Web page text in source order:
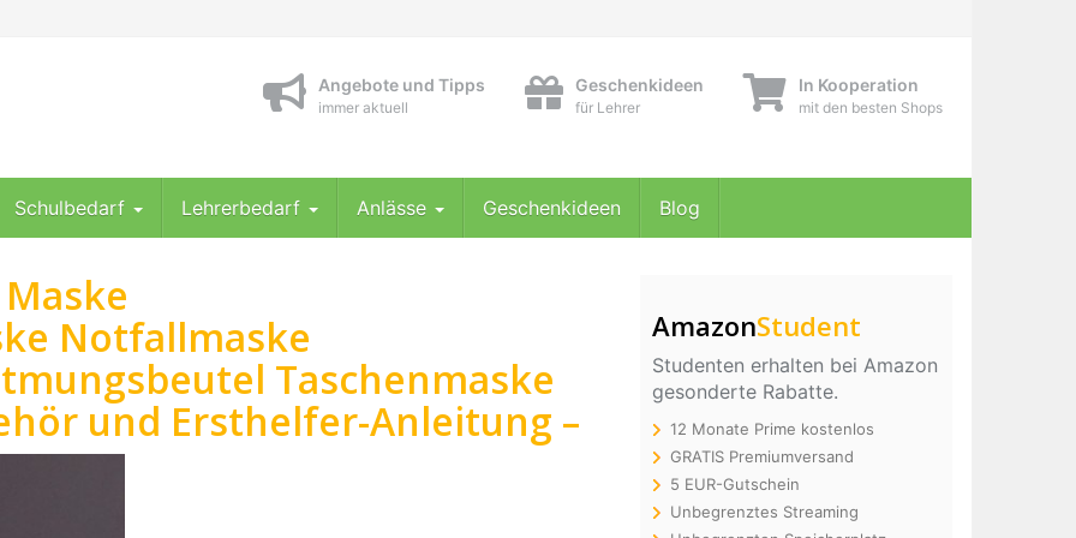
Angebote und Tipps
immer aktuell
Geschenkideen
für Lehrer
In Kooperation
mit den besten Shops
Schulbedarf Lehrerbedarf Anlässe Geschenkideen Blog
Notfallmaske
Taschenmaske
und Ersthelfer-Anleitung –
AmazonStudent
Studenten erhalten bei Amazon
gesonderte Rabatte.
12 Monate Prime kostenlos
GRATIS Premiumversand
5 EUR-Gutschein
Unbegrenztes Streaming